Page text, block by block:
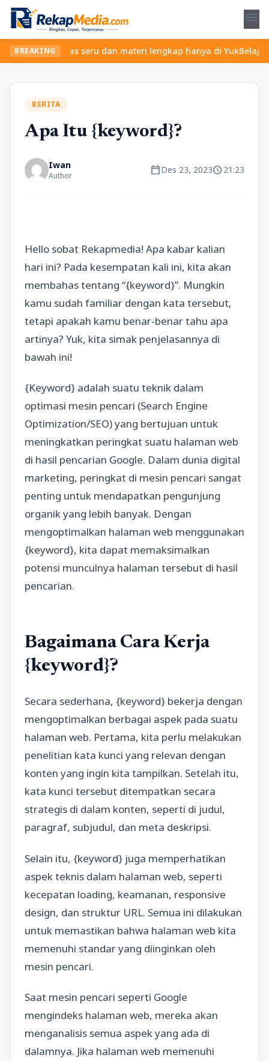
menu
BREAKING
kelas seru dan materi lengkap hanya di
BERITA
Apa Itu {keyword}?
Iwan
Author calendar_todayDes 23, 2023schedule21:23
Hello sobat Rekapmedia! Apa kabar kalian
hari ini? Pada kesempatan kali ini, kita akan
membahas tentang “{keyword}”. Mungkin
kamu sudah familiar dengan kata tersebut,
tetapi apakah kamu benar-benar tahu apa
artinya? Yuk, kita simak penjelasannya di
bawah ini!
{Keyword} adalah suatu teknik dalam
optimasi mesin pencari (Search Engine
Optimization/SEO) yang bertujuan untuk
meningkatkan peringkat suatu halaman web
di hasil pencarian Google. Dalam dunia digital
marketing, peringkat di mesin pencari sangat
penting untuk mendapatkan pengunjung
organik yang lebih banyak. Dengan
mengoptimalkan halaman web menggunakan
{keyword}, kita dapat memaksimalkan
potensi munculnya halaman tersebut di hasil
pencarian.
Bagaimana Cara Kerja
{keyword}?
Secara sederhana, {keyword} bekerja dengan
mengoptimalkan berbagai aspek pada suatu
halaman web. Pertama, kita perlu melakukan
penelitian kata kunci yang relevan dengan
konten yang ingin kita tampilkan. Setelah itu,
kata kunci tersebut ditempatkan secara
strategis di dalam konten, seperti di judul,
paragraf, subjudul, dan meta deskripsi.
Selain itu, {keyword} juga memperhatikan
aspek teknis dalam halaman web, seperti
kecepatan loading, keamanan, responsive
design, dan struktur URL. Semua ini dilakukan
untuk memastikan bahwa halaman web kita
memenuhi standar yang diinginkan oleh
mesin pencari.
Saat mesin pencari seperti Google
mengindeks halaman web, mereka akan
menganalisis semua aspek yang ada di
dalamnya. Jika halaman web memenuhi